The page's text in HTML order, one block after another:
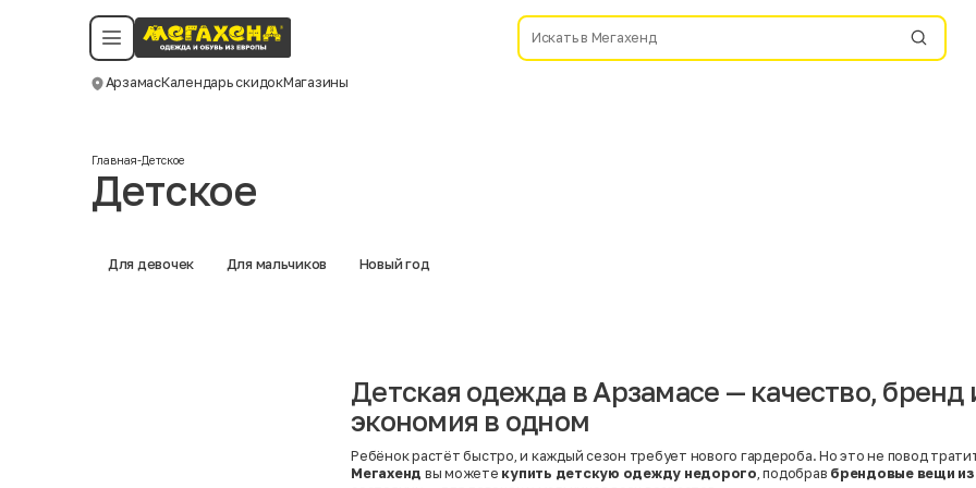
АрзамасКалендарь скидокМагазины
Политика конфиденциальности
©️ Мегахенд 2026. Все права защищены.
Смотреть все даты
Главная-Детское
Детское
Для девочек Для мальчиков Новый год
Детская одежда в Арзамасе — качество, бренд
экономия в одном
Ребёнок растёт быстро, и каждый сезон требует нового гардероба. Но это не повод
Мегахенд вы можете купить детскую одежду недорого , подобрав брендовые вещи